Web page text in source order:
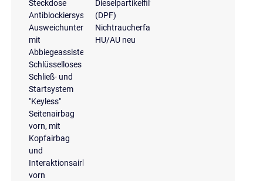
Steckdose
Antiblockiersystem
Ausweichunterstützung
mit
Abbiegeassistent
Schlüsselloses
Schließ- und
Startsystem
"Keyless"
Seitenairbag
vorn, mit
Kopfairbag
und
Interaktionsairbag
vorn
Dieselpartikelfilter
(DPF)
Nichtraucherfahrzeug
HU/AU neu